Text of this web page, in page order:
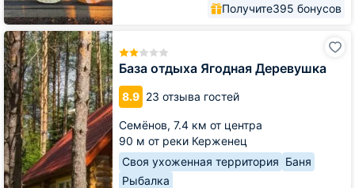
Получите395 бонусов
База отдыха Ягодная Деревушка
8.9 23 отзыва гостей
Семёнов, 7.4 км от центра
90 м от реки Керженец
Своя ухоженная территория Баня
Рыбалка
База
отдыха
Ягодная
Деревушка